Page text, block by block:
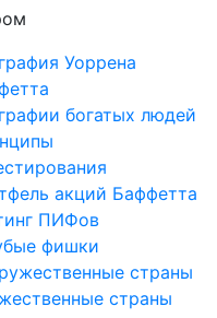
Уоррена
богатых людей
акций Баффетта
ПИФов
фишки
страны
страны